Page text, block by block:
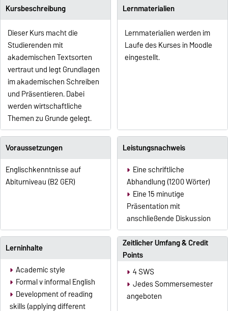
Kursbeschreibung
Dieser Kurs macht die
Studierenden mit
akademischen Textsorten
vertraut und legt Grundlagen
im akademischen Schreiben
und Präsentieren. Dabei
werden wirtschaftliche
Themen zu Grunde gelegt.
Lernmaterialien
Lernmaterialien werden im
Laufe des Kurses in Moodle
eingestellt.
Voraussetzungen
Englischkenntnisse auf
Abiturniveau (B2 GER)
Leistungsnachweis
Eine schriftliche
Abhandlung (1200 Wörter)
Eine 15 minutige
Präsentation mit
anschließende Diskussion
Lerninhalte
Academic style
Formal v informal English
Development of reading
skills (applying different
Zeitlicher Umfang & Credit
Points
4 SWS
Jedes Sommersemester
angeboten